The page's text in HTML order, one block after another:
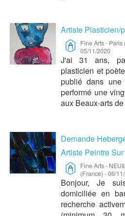
Artiste Plasticien/
Fine Arts- Paris
05/11/2020
J'ai 31 ans,
plasticien et
publié dans
performé une
aux Beaux-arts
Demande
Artiste Peintre
Fine Arts-
(France) -06/
Bonjour, Je
domiciliée en
recherche